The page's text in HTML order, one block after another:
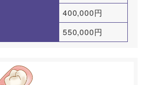
400,000円
550,000円